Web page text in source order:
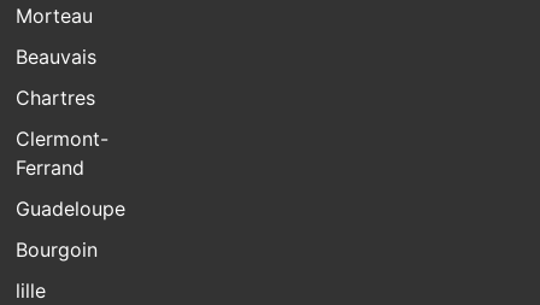
Morteau
Beauvais
Chartres
Clermont-
Ferrand
Guadeloupe
Bourgoin
lille